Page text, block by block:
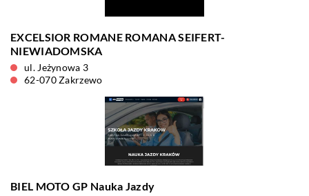
EXCELSIOR ROMANE ROMANA SEIFERT-
NIEWIADOMSKA
ul. Jeżynowa 3
62-070 Zakrzewo
BIEL MOTO GP Nauka Jazdy